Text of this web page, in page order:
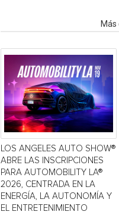
LOS ANGELES AUTO SHOW®
ABRE LAS INSCRIPCIONES
PARA AUTOMOBILITY LA®
2026, CENTRADA EN LA
ENERGÍA, LA AUTONOMÍA Y
EL ENTRETENIMIENTO